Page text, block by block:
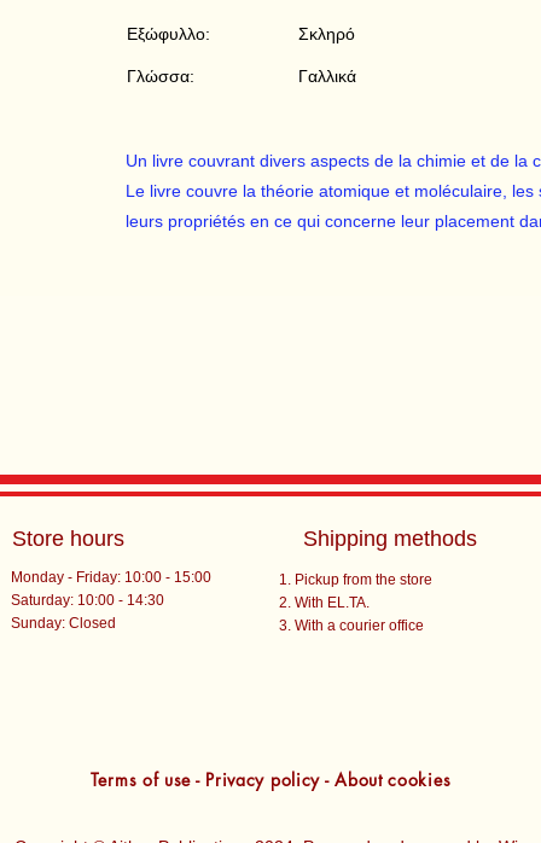
Εξώφυλλο:
Γλώσσα:
Σκληρό
Γαλλικά
Un livre couvrant divers aspects de la chimie et de la
Le livre couvre la théorie atomique et moléculaire,
leurs propriétés en ce qui concerne leur placement
Store hours
Monday - Friday: 10:00 - 15:00
Saturday: 10:00 - 14:30
​Sunday: Closed
Shipping methods
Pickup from the store
With EL.TA.
With a courier office
Terms of use - Privacy policy - About cookies